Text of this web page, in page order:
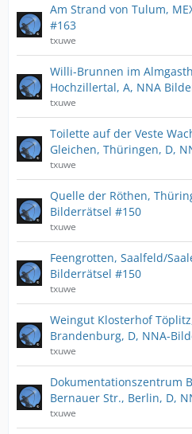
Am Strand von Tulum,
#163
txuwe
Willi-Brunnen im
Hochzillertal, A, NNA
txuwe
Toilette auf der Veste
Gleichen, Thüringen, D,
txuwe
Quelle der Röthen,
Bilderrätsel #150
txuwe
Feengrotten, Saalfeld/
Bilderrätsel #150
txuwe
Weingut Klosterhof
Brandenburg, D, NNA-
txuwe
Dokumentationszentrum
Bernauer Str., Berlin, D,
txuwe